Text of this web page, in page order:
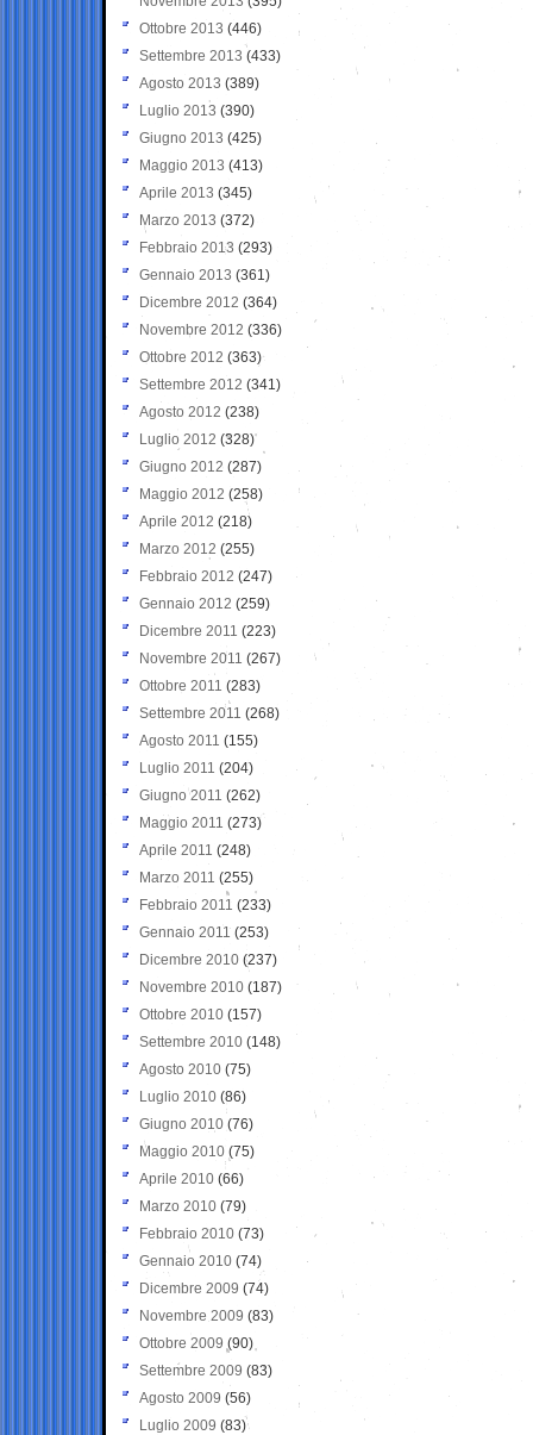
Ottobre 2013 (446)
Settembre 2013 (433)
Agosto 2013 (389)
Luglio 2013 (390)
Giugno 2013 (425)
Maggio 2013 (413)
Aprile 2013 (345)
Marzo 2013 (372)
Febbraio 2013 (293)
Gennaio 2013 (361)
Dicembre 2012 (364)
Novembre 2012 (336)
Ottobre 2012 (363)
Settembre 2012 (341)
Agosto 2012 (238)
Luglio 2012 (328)
Giugno 2012 (287)
Maggio 2012 (258)
Aprile 2012 (218)
Marzo 2012 (255)
Febbraio 2012 (247)
Gennaio 2012 (259)
Dicembre 2011 (223)
Novembre 2011 (267)
Ottobre 2011 (283)
Settembre 2011 (268)
Agosto 2011 (155)
Luglio 2011 (204)
Giugno 2011 (262)
Maggio 2011 (273)
Aprile 2011 (248)
Marzo 2011 (255)
Febbraio 2011 (233)
Gennaio 2011 (253)
Dicembre 2010 (237)
Novembre 2010 (187)
Ottobre 2010 (157)
Settembre 2010 (148)
Agosto 2010 (75)
Luglio 2010 (86)
Giugno 2010 (76)
Maggio 2010 (75)
Aprile 2010 (66)
Marzo 2010 (79)
Febbraio 2010 (73)
Gennaio 2010 (74)
Dicembre 2009 (74)
Novembre 2009 (83)
Ottobre 2009 (90)
Settembre 2009 (83)
Agosto 2009 (56)
Luglio 2009 (83)